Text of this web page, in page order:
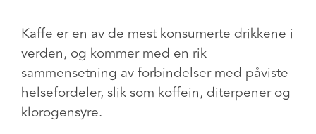
Kaffe er en av de mest konsumerte drikkene i
verden, og kommer med en rik
sammensetning av forbindelser med påviste
helsefordeler, slik som koffein, diterpener og
klorogensyre.